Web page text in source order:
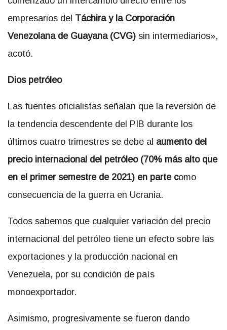
empresarios del Táchira y la Corporación
Venezolana de Guayana (CVG) sin intermediarios»,
acotó.
Dios petróleo
Las fuentes oficialistas señalan que la reversión de
la tendencia descendente del PIB durante los
últimos cuatro trimestres se debe al aumento del
precio internacional del petróleo (70% más alto que
en el primer semestre de 2021) en parte como
consecuencia de la guerra en Ucrania.
Todos sabemos que cualquier variación del precio
internacional del petróleo tiene un efecto sobre las
exportaciones y la producción nacional en
Venezuela, por su condición de país
monoexportador.
Asimismo, progresivamente se fueron dando